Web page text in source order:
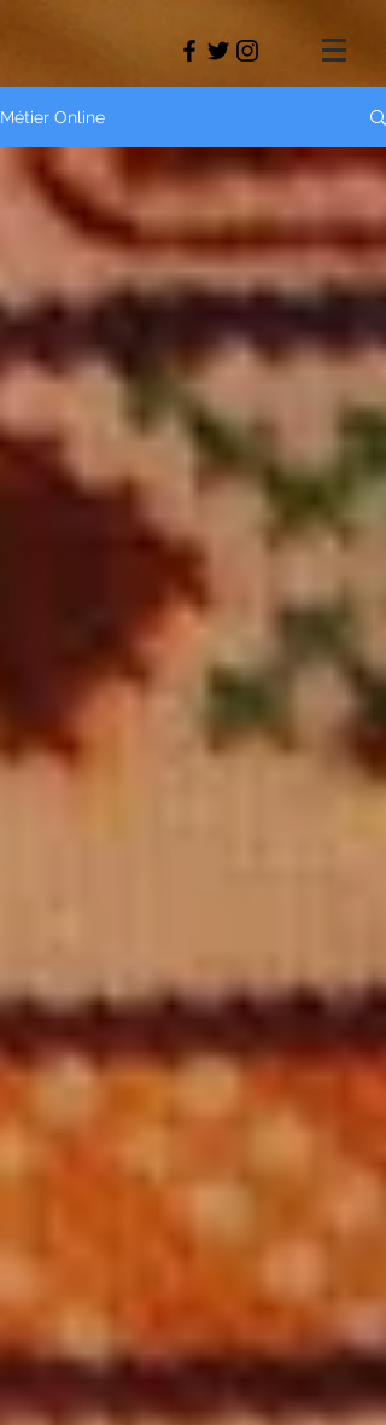
Métier Online